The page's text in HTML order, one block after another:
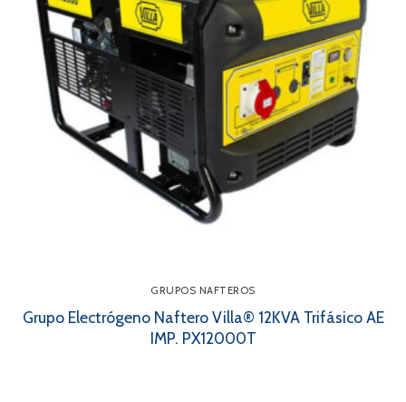
GRUPOS NAFTEROS
Grupo Electrógeno Naftero Villa® 12KVA Trifásico AE
IMP. PX12000T